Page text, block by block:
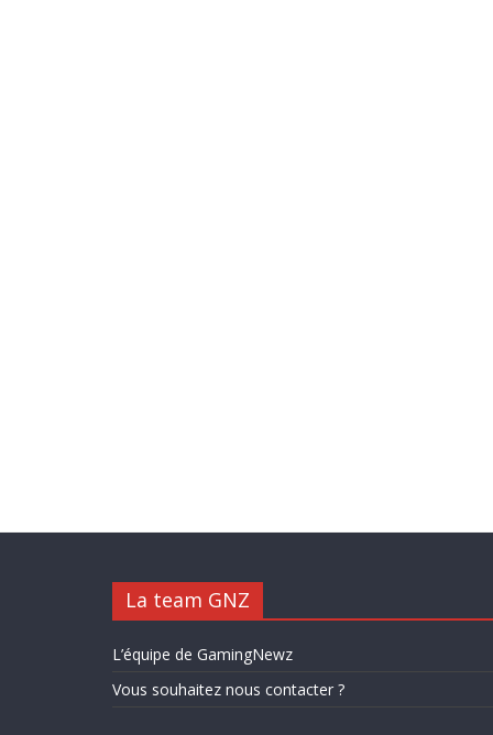
La team GNZ
L’équipe de GamingNewz
Vous souhaitez nous contacter ?